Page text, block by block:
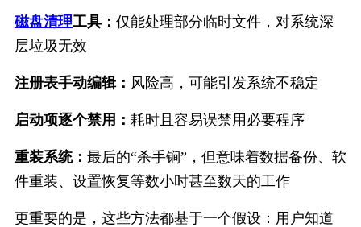
磁盘清理工具： 仅能处理部分临时文件，对系统深
层垃圾无效
注册表手动编辑： 风险高，可能引发系统不稳定
启动项逐个禁用： 耗时且容易误禁用必要程序
重装系统： 最后的“杀手锏”，但意味着数据备份、软
件重装、设置恢复等数小时甚至数天的工作
更重要的是，这些方法都基于一个假设：用户知道